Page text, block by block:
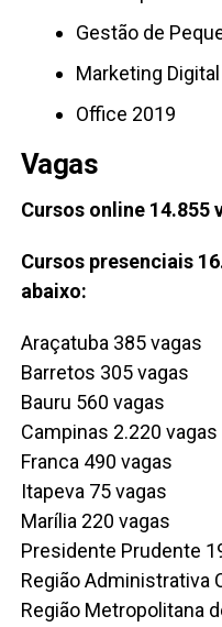
Gestão de
Marketing
Office 2019
Vagas
Cursos online 14.855
Cursos presenciais
abaixo:
Araçatuba 385 vagas
Barretos 305 vagas
Bauru 560 vagas
Campinas 2.220 vagas
Franca 490 vagas
Itapeva 75 vagas
Marília 220 vagas
Presidente Prudente
Região Administrativa
Região Metropolitana